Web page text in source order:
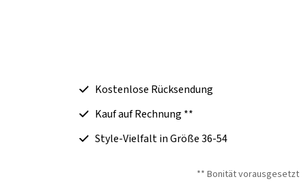
Kostenlose Rücksendung
Kauf auf Rechnung **
Style-Vielfalt in Größe 36-54
** Bonität vorausgesetzt